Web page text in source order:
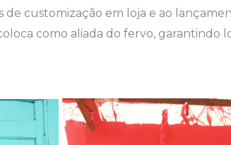
de customização em loja e ao
como aliada do fervo, garantindo